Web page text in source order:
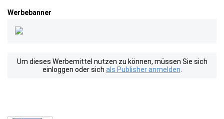
Werbebanner
Um dieses Werbemittel nutzen zu können, müssen Sie sich
einloggen oder sich als Publisher anmelden